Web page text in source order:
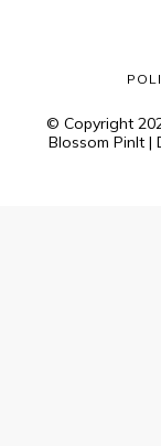
© Copyright
Blossom PinIt |